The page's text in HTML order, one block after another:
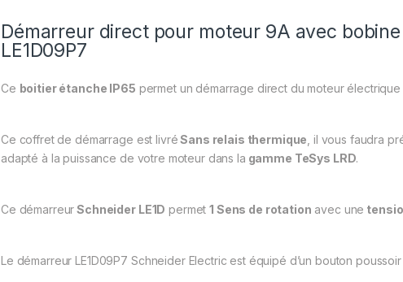
Démarreur direct pour moteur 9A avec
LE1D09P7
Ce boitier étanche IP65 permet un démarrage direct du moteur
Ce coffret de démarrage est livréSans relais thermique , il vous faudra
adapté à la puissance de votre moteur dans la gamme TeSys LRD.
Ce démarreurSchneider LE1D permet1 Sens de rotation avec une
Le démarreur LE1D09P7 Schneider Electric est équipé d’un bouton